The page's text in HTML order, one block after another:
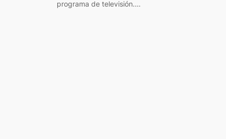
programa de televisión.…